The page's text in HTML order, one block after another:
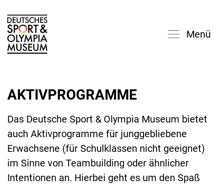
Menü
AKTIVPROGRAMME
Das Deutsche Sport & Olympia Museum bietet
auch Aktivprogramme für junggebliebene
Erwachsene (für Schulklassen nicht geeignet)
im Sinne von Teambuilding oder ähnlicher
Intentionen an. Hierbei geht es um den Spaß